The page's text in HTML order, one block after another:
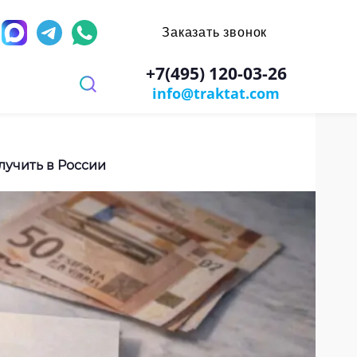
документа
паспорт, диплом, справки
+7(495) 120-03-26
info@traktat.com
Заказать звонок
в России